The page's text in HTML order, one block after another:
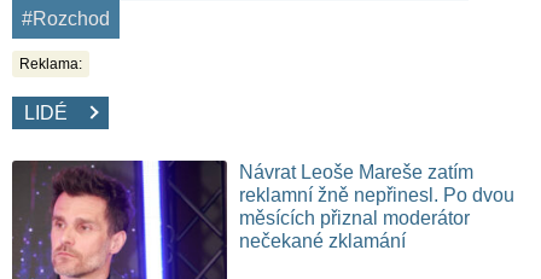
#Rozchod
Reklama:
LIDÉ
Návrat Leoše Mareše zatím
reklamní žně nepřinesl. Po dvou
měsících přiznal moderátor
nečekané zklamání